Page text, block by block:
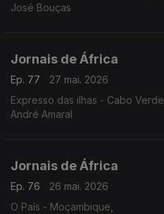
José Bouças
Jornais de África
Ep. 77
27 mai. 2026
Expresso das ilhas - Cabo Verde,
André Amaral
Jornais de África
Ep. 76
26 mai. 2026
O País - Moçambique,